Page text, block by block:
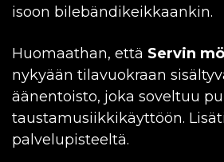
isoon bilebändikeikkaankin.
Huomaathan, että Servin
nykyään tilavuokraan
äänentoisto, joka soveltuu
taustamusiikkikäyttöön.
palvelupisteeltä.